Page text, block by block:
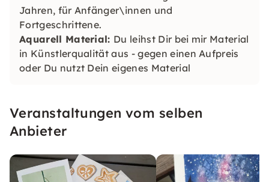
Jahren, für Anfänger\innen und
Fortgeschrittene.
Aquarell Material: Du leihst Dir bei mir Material
in Künstlerqualität aus - gegen einen Aufpreis
oder Du nutzt Dein eigenes Material
Veranstaltungen vom selben
Anbieter